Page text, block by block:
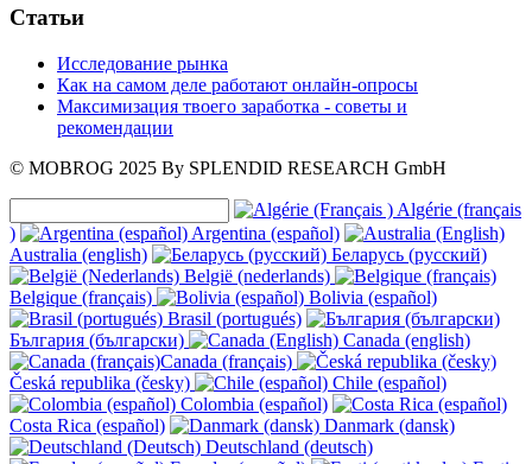
Статьи
Исследование рынка
Как на самом деле работают онлайн-опросы
Максимизация твоего заработка - советы и
рекомендации
© MOBROG 2025 By SPLENDID RESEARCH GmbH
Algérie (français
)
Argentina (español)
Australia (english)
Беларусь (русский)
België (nederlands)
Belgique (français)
Bolivia (español)
Brasil (portugués)
България (български)
Canada (english)
Canada (français)
Česká republika (česky)
Chile (español)
Colombia (español)
Costa Rica (español)
Danmark (dansk)
Deutschland (deutsch)